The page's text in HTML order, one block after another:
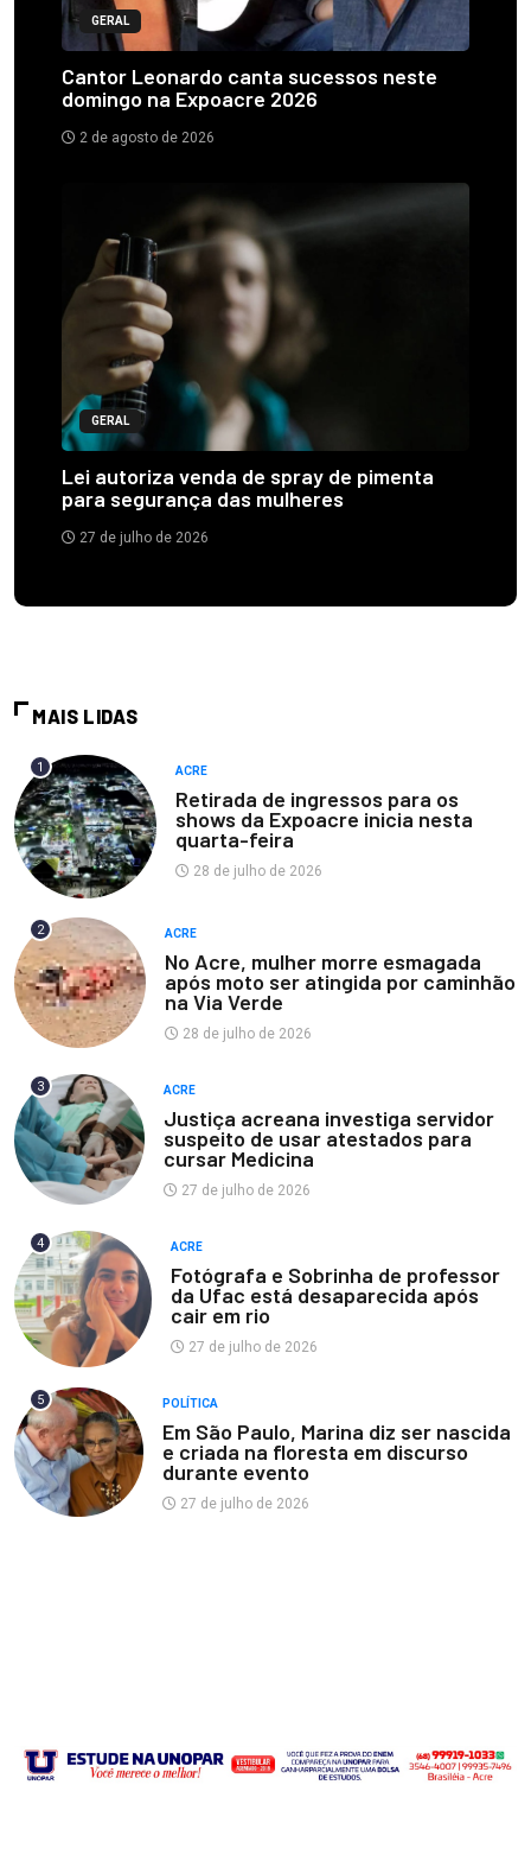
GERAL
Cantor Leonardo canta sucessos neste
domingo na Expoacre 2026
2 de agosto de 2026
GERAL
Lei autoriza venda de spray de pimenta
para segurança das mulheres
27 de julho de 2026
MAIS LIDAS
1 ACRE
Retirada de ingressos para os
shows da Expoacre inicia nesta
quarta-feira
28 de julho de 2026
2 ACRE
No Acre, mulher morre esmagada
após moto ser atingida por caminhão
na Via Verde
28 de julho de 2026
3 ACRE
Justiça acreana investiga servidor
suspeito de usar atestados para
cursar Medicina
27 de julho de 2026
4 ACRE
Fotógrafa e Sobrinha de professor
da Ufac está desaparecida após
cair em rio
27 de julho de 2026
5 POLÍTICA
Em São Paulo, Marina diz ser nascida
e criada na floresta em discurso
durante evento
27 de julho de 2026